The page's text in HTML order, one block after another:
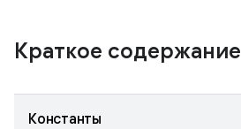
Краткое содержание
Константы